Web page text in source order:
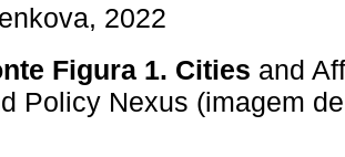
2022
Figura 1. Cities and
Policy Nexus (imagem